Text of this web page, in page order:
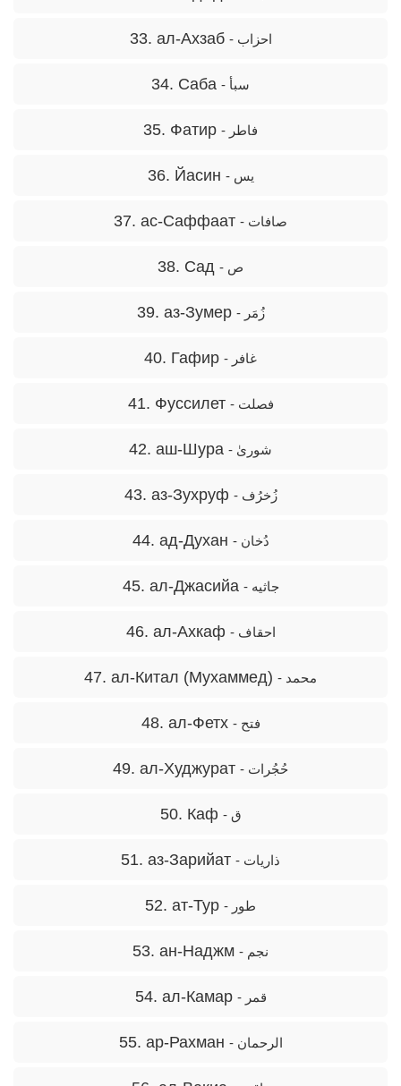
33. ал-Ахзаб - احزاب
34. Саба - سبأ
35. Фатир - فاطر
36. Йасин - یس
37. ас-Саффаат - صافات
38. Сад - ص
39. аз-Зумер - زُمَر
40. Гафир - غافر
41. Фуссилет - فصلت
42. аш-Шура - شوریٰ
43. аз-Зухруф - زُخرُف
44. ад-Духан - دُخان
45. ал-Джасийа - جاثیه
46. ал-Ахкаф - احقاف
47. ал-Китал (Мухаммед) - محمد
48. ал-Фетх - فتح
49. ал-Худжурат - حُجُرات
50. Каф - ق
51. аз-Зарийат - ذاریات
52. ат-Тур - طور
53. ан-Наджм - نجم
54. ал-Камар - قمر
55. ар-Рахман - الرحمان